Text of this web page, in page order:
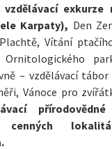
vzdělávací exkurze
Karpaty), Den
Vítání
– vzdělávací tábor
Vánoce pro
cenných